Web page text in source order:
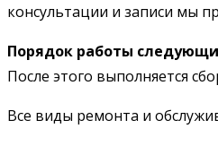
консультации и записи мы
Порядок работы
После этого выполняется
Все виды ремонта и